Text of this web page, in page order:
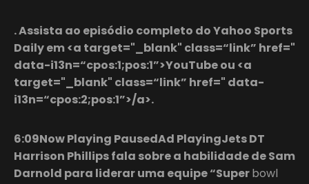
. Assista ao episódio completo do Yahoo Sports
Daily em <a target="_blank" class=“link” href="
data-i13n=“cpos:1;pos:1”>YouTube ou <a
target="_blank" class=“link” href=" data-
i13n=“cpos:2;pos:1”>/a>.
6:09Now Playing PausedAd PlayingJets DT
Harrison Phillips fala sobre a habilidade de Sam
Darnold para liderar uma equipe “Superbowl